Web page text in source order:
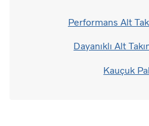
Performans Alt
Dayanıklı Alt
Kauçuk